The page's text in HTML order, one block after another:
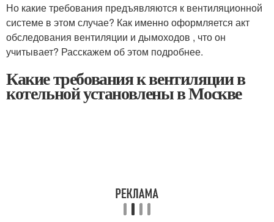
Но какие требования предъявляются к вентиляционной
системе в этом случае? Как именно оформляется акт
обследования вентиляции и дымоходов , что он
учитывает? Расскажем об этом подробнее.
Какие требования к вентиляции в
котельной установлены в Москве